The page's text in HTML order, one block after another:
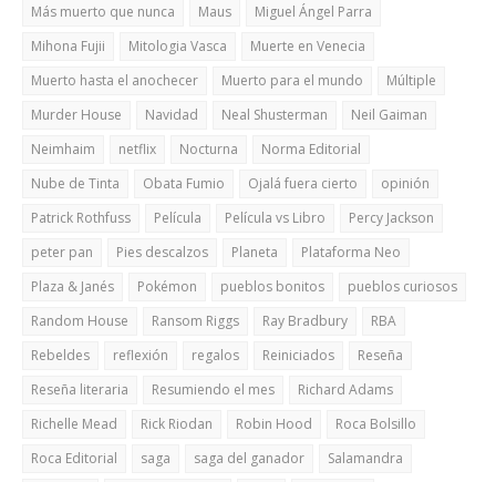
Más muerto que nunca
Maus
Miguel Ángel Parra
Mihona Fujii
Mitologia Vasca
Muerte en Venecia
Muerto hasta el anochecer
Muerto para el mundo
Múltiple
Murder House
Navidad Neal Shusterman
Neil Gaiman
Neimhaim
netflix Nocturna
Norma Editorial
Nube de Tinta
Obata Fumio Ojalá fuera cierto
opinión
Patrick Rothfuss
Película Película vs Libro
Percy Jackson
peter pan
Pies descalzos Planeta
Plataforma Neo
Plaza & Janés
Pokémon pueblos bonitos
pueblos curiosos
Random House
Ransom Riggs Ray Bradbury
RBA
Rebeldes
reflexión regalos Reiniciados
Reseña
Reseña literaria
Resumiendo el mes
Richard Adams
Richelle Mead
Rick Riodan Robin Hood
Roca Bolsillo
Roca Editorial
saga saga del ganador
Salamandra